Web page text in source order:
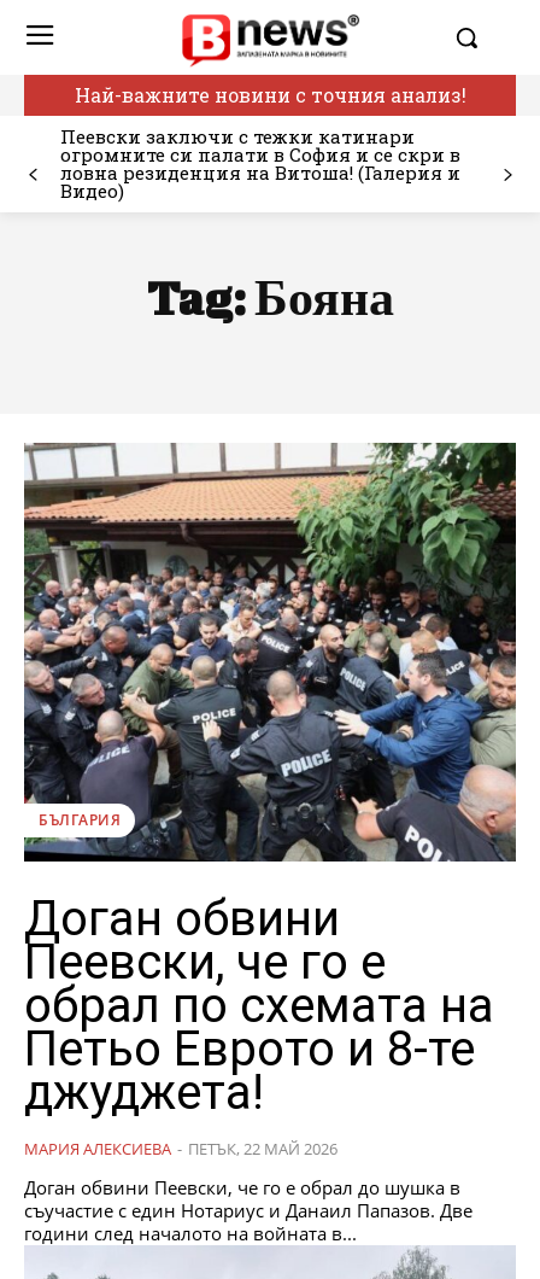
Най-важните новини с точния анализ!
Пеевски заключи с тежки катинари
огромните си палати в София и се скри в
ловна резиденция на Витоша! (Галерия и
Видео)
Tag:Бояна
БЪЛГАРИЯ
Доган обвини
Пеевски, че го е
обрал по схемата на
Петьо Еврото и 8-те
джуджета!
МАРИЯ АЛЕКСИЕВА - ПЕТЪК, 22 МАЙ 2026
Доган обвини Пеевски, че го е обрал до шушка в
съучастие с един Нотариус и Данаил Папазов. Две
години след началото на войната в...